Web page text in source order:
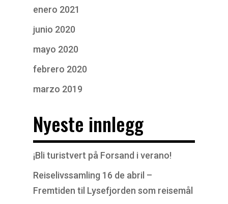
enero 2021
junio 2020
mayo 2020
febrero 2020
marzo 2019
Nyeste innlegg
¡Bli turistvert på Forsand i verano!
Reiselivssamling 16 de abril –
Fremtiden til Lysefjorden som reisemål